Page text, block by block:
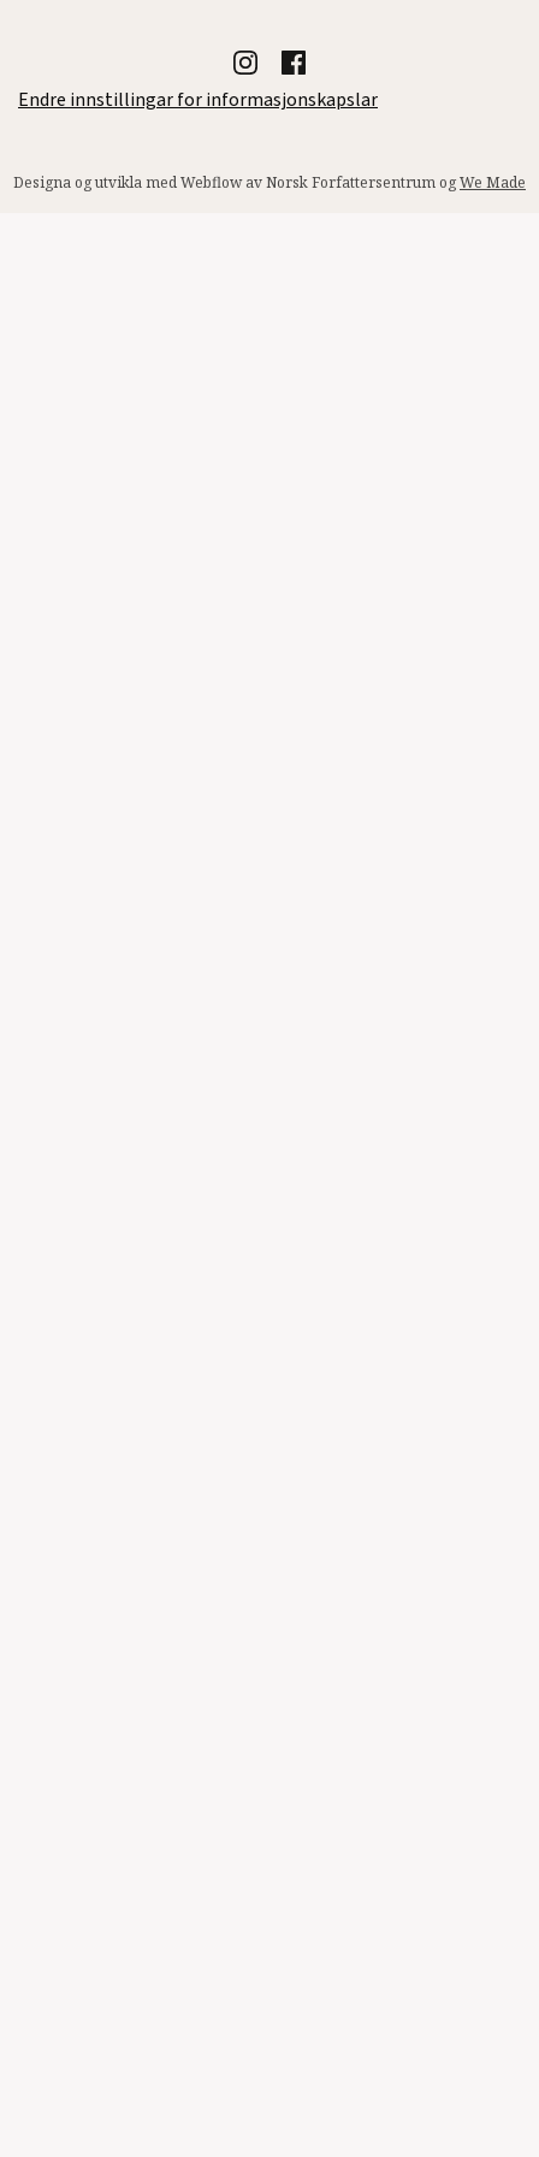
Endre innstillingar for informasjonskapslar
Designa og utvikla med Webflow av Norsk Forfattersentrum ogWe Made